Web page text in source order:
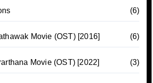
(6)
Movie (OST) [2016] (6)
Movie (OST) [2022] (3)